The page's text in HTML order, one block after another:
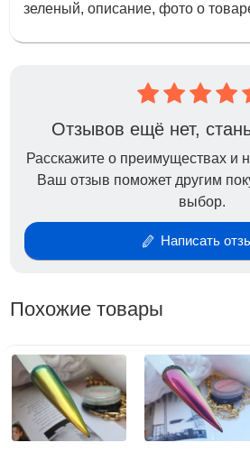
зеленый, описание, фото о
Отзывов ещё нет,
Расскажите о преимуществах и
Ваш отзыв поможет другим
выбор.
Написать
Похожие товары